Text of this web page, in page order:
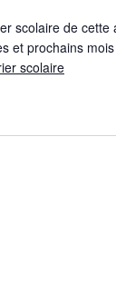
scolaire de
et prochains
scolaire